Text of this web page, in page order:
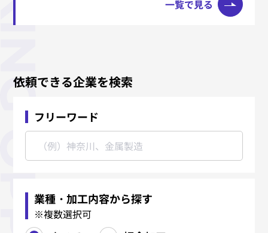
一覧で見る
依頼できる企業を検索
フリーワード
業種・加工内容から探す
※複数選択可